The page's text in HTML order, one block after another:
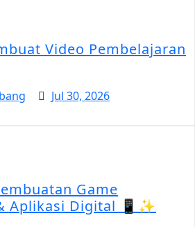
Video Pembelajaran
Jul 30, 2026
Game
Aplikasi Digital 📱✨